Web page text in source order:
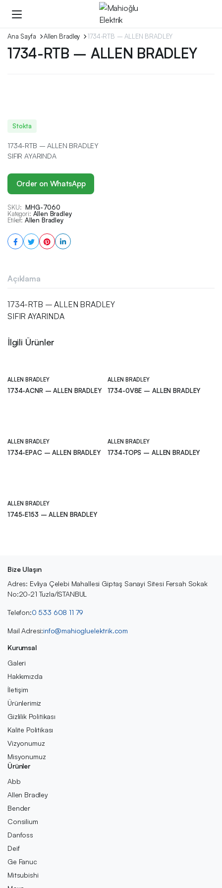
Ana Sayfa Allen Bradley 1734-RTB – ALLEN BRADLEY
1734-RTB – ALLEN BRADLEY
Stokta
1734-RTB – ALLEN BRADLEY
SIFIR AYARINDA
Order on WhatsApp
SKU: MHG-7060
Kategori: Allen Bradley
Etiket: Allen Bradley
Açıklama
1734-RTB – ALLEN BRADLEY
SIFIR AYARINDA
İlgili Ürünler
ALLEN BRADLEY
1734-ACNR – ALLEN BRADLEY
ALLEN BRADLEY
1734-0V8E – ALLEN BRADLEY
ALLEN BRADLEY
1734-EPAC – ALLEN BRADLEY
ALLEN BRADLEY
1734-TOPS – ALLEN BRADLEY
ALLEN BRADLEY
1745-E153 – ALLEN BRADLEY
Bize Ulaşın
Adres: Evliya Çelebi Mahallesi Giptaş Sanayi Sitesi Fersah Sokak
No:20-21 Tuzla/İSTANBUL
Telefon:0 533 608 11 79
Mail Adresi:info@mahiogluelektrik.com
Kurumsal
Galeri
Hakkımızda
İletişim
Ürünlerimiz
Gizlilik Politikası
Kalite Politikası
Vizyonumuz
Misyonumuz
Ürünler
Abb
Allen Bradley
Bender
Consilium
Danfoss
Deif
Ge Fanuc
Mitsubishi